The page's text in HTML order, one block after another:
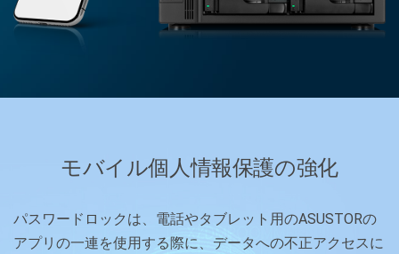
モバイル個人情報保護の強化
パスワードロックは、電話やタブレット用のASUSTORの
アプリの一連を使用する際に、データへの不正アクセスに